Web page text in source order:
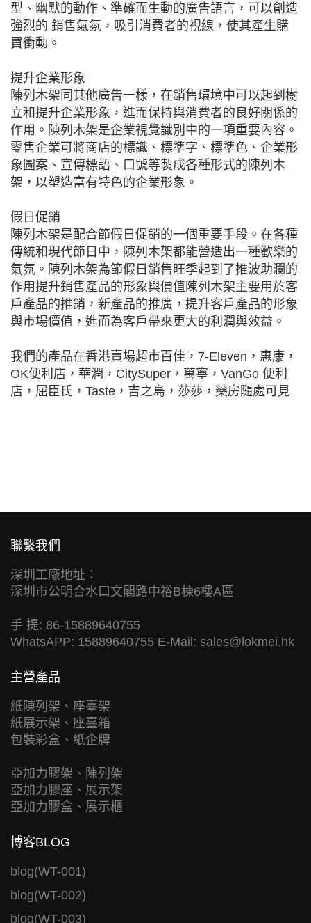
型、幽默的動作、準確而生動的廣告語言，可以創造
強烈的 銷售氣氛，吸引消費者的視線，使其產生購
買衝動。
提升企業形象
陳列木架同其他廣告一樣，在銷售環境中可以起到樹
立和提升企業形象，進而保持與消費者的良好關係的
作用。陳列木架是企業視覺識別中的一項重要內容。
零售企業可將商店的標識、標準字、標準色、企業形
象圖案、宣傳標語、口號等製成各種形式的陳列木
架，以塑造富有特色的企業形象。
假日促銷
陳列木架是配合節假日促銷的一個重要手段。在各種
傳統和現代節日中，陳列木架都能營造出一種歡樂的
氣氛。陳列木架為節假日銷售旺季起到了推波助瀾的
作用提升銷售產品的形象與價值陳列木架主要用於客
戶產品的推銷，新產品的推廣，提升客戶產品的形象
與市場價值，進而為客戶帶來更大的利潤與效益。
我們的產品在香港賣場超市百佳，7-Eleven，惠康，
OK便利店，華潤，CitySuper，萬寧，VanGo 便利
店，屈臣氏，Taste，吉之島，莎莎，藥房隨處可見
聯繫我們
深圳工廠地址：
深圳市公明合水口文閣路中裕B棟6樓A區
手 提: 86-15889640755
WhatsAPP: 15889640755 E-Mail: sales@lokmei.hk
主營產品
紙陳列架、座臺架
紙展示架、座臺箱
包裝彩盒、紙企牌
亞加力膠架、陳列架
亞加力膠座、展示架
亞加力膠盒、展示櫃
博客BLOG
blog(WT-001)
blog(WT-002)
blog(WT-003)